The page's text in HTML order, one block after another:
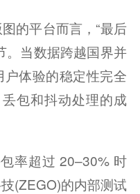
的平台而言，“最后
。当数据跨越国界并
体验的稳定性完全
包和抖动处理的成
率超过 20–30% 时
(ZEGO)的内部测试